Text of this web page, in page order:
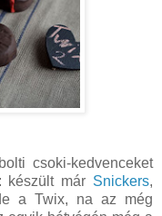
csoki-kedvenceket
készült már Snickers,
a Twix, na az még